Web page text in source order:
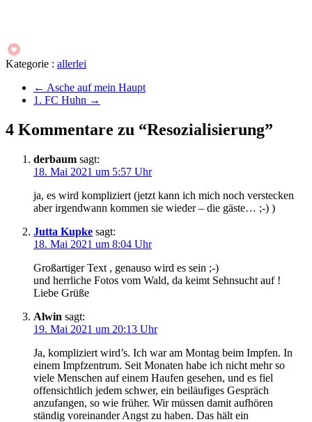
Kategorie : allerlei
← Asche auf mein Haupt
1. FC Huhn →
4 Kommentare zu “Resozialisierung”
derbaum sagt:
18. Mai 2021 um 5:57 Uhr
ja, es wird kompliziert (jetzt kann ich mich noch verstecken
aber irgendwann kommen sie wieder – die gäste… ;-) )
Jutta Kupke sagt:
18. Mai 2021 um 8:04 Uhr
Großartiger Text , genauso wird es sein ;-)
und herrliche Fotos vom Wald, da keimt Sehnsucht auf !
Liebe Grüße
Alwin sagt:
19. Mai 2021 um 20:13 Uhr
Ja, kompliziert wird’s. Ich war am Montag beim Impfen. In
einem Impfzentrum. Seit Monaten habe ich nicht mehr so
viele Menschen auf einem Haufen gesehen, und es fiel
offensichtlich jedem schwer, ein beiläufiges Gespräch
anzufangen, so wie früher. Wir müssen damit aufhören
ständig voreinander Angst zu haben. Das hält ein